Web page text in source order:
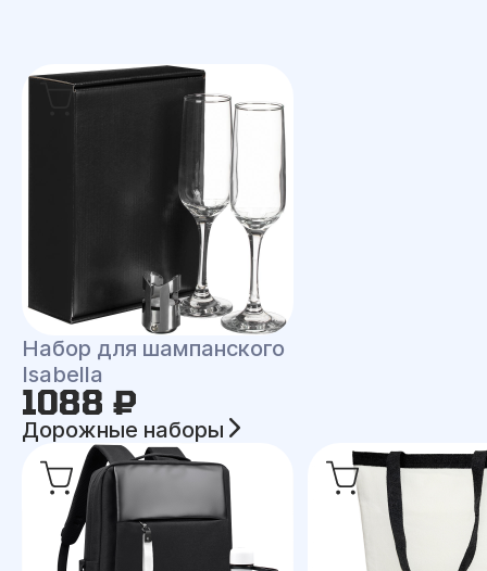
Набор для шампанского
Isabella
1088 ₽
Дорожные наборы